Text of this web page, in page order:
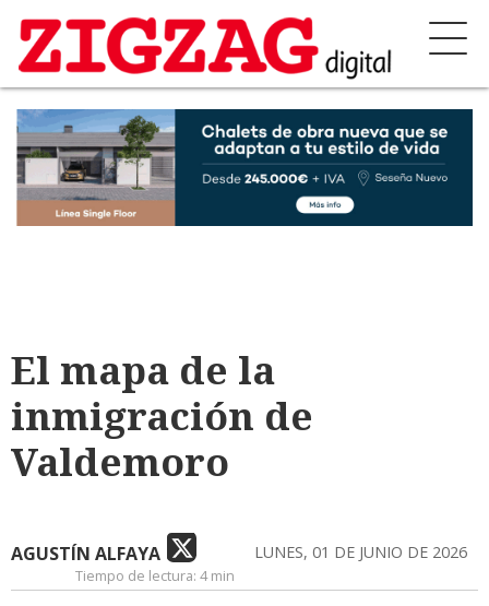
El mapa de la
inmigración de
Valdemoro
AGUSTÍN ALFAYA LUNES, 01 DE JUNIO DE 2026
Tiempo de lectura: 4 min